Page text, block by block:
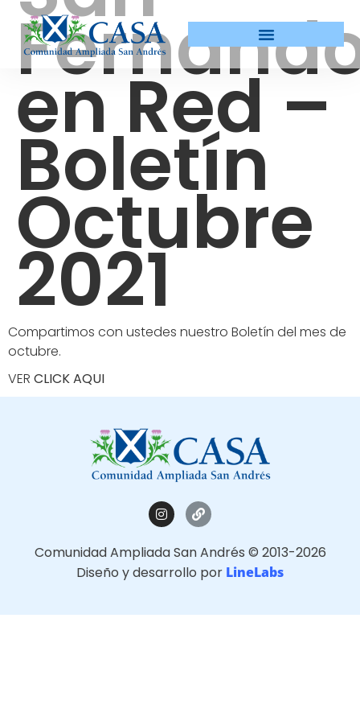
en Red –
Boletín
Octubre
2021
Compartimos con ustedes nuestro Boletín del mes de
octubre.
VER CLICK AQUI
Comunidad Ampliada San Andrés © 2013-2026
Diseño y desarrollo por LineLabs